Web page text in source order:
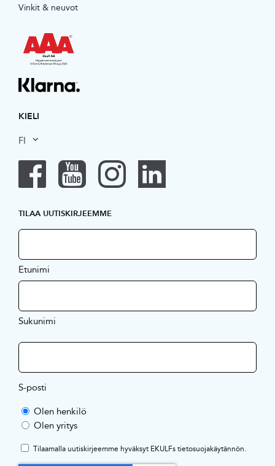
Vinkit & neuvot
KIELI
FI
TILAA UUTISKIRJEEMME
Etunimi
Sukunimi
S-posti
Olen henkilö
Olen yritys
Tilaamalla uutiskirjeemme hyväksyt EKULFstietosuojakäytännön.